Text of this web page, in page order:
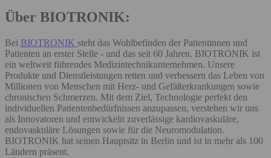
Über BIOTRONIK:
Bei BIOTRONIK steht das Wohlbefinden der Patientinnen und
Patienten an erster Stelle - und das seit 60 Jahren. BIOTRONIK ist
ein weltweit führendes Medizintechnikunternehmen. Unsere
Produkte und Dienstleistungen retten und verbessern das Leben von
Millionen von Menschen mit Herz- und Gefäßerkrankungen sowie
chronischen Schmerzen. Mit dem Ziel, Technologie perfekt den
individuellen Patientenbedürfnissen anzupassen, verstehen wir uns
als Innovatoren und entwickeln zuverlässige kardiovaskuläre,
endovaskuläre Lösungen sowie für die Neuromodulation.
BIOTRONIK hat seinen Hauptsitz in Berlin und ist in mehr als 100
Ländern präsent.